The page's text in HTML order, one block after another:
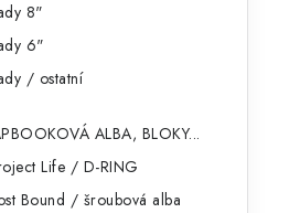
8"
6"
/ ostatní
ALBA, BLOKY...
Life / D-RING
Bound / šroubová alba